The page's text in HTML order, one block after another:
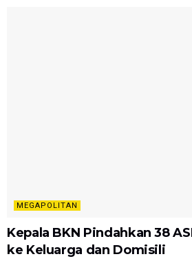
MEGAPOLITAN
Kepala BKN Pindahkan 38
ke Keluarga dan Domisili